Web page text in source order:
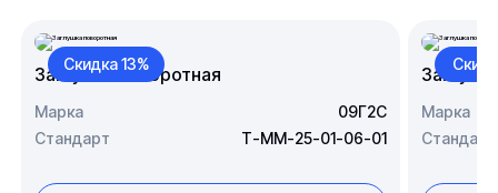
Скидка 13%
Заглушка поворотная
Марка
09Г2С
Стандарт
Т-ММ-25-01-06-01
Марка
Стандарт